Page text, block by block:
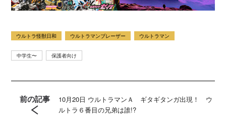
ウルトラ怪獣日和 ウルトラマンブレーザー ウルトラマン
中学生〜 保護者向け
前の記事
10月20日 ウルトラマンＡ ギタギタンガ出現！ ウ
ルトラ６番目の兄弟は誰!?